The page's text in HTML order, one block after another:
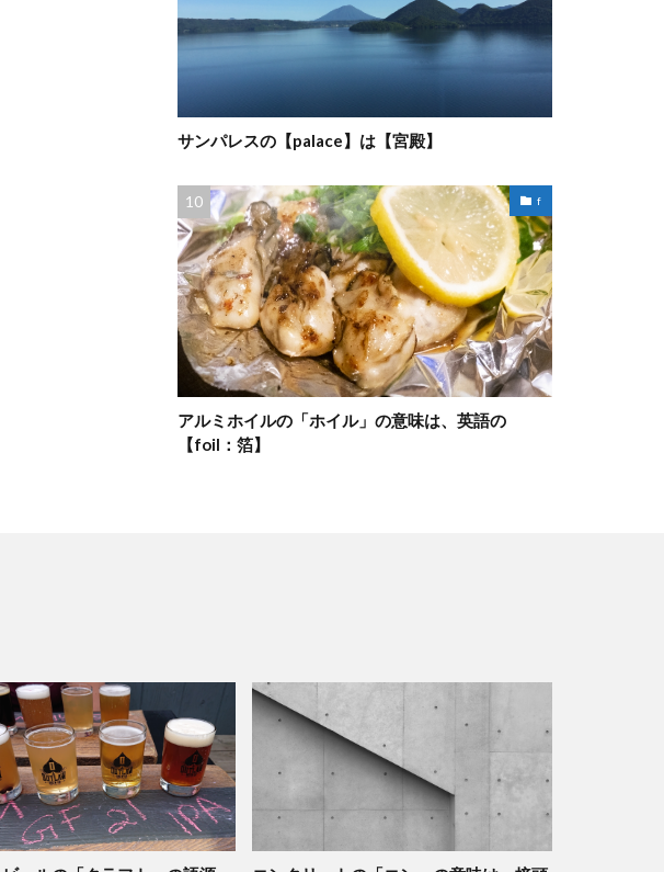
サンパレスの【palace】は【宮殿】
f
アルミホイルの「ホイル」の意味は、英語の
【foil：箔】